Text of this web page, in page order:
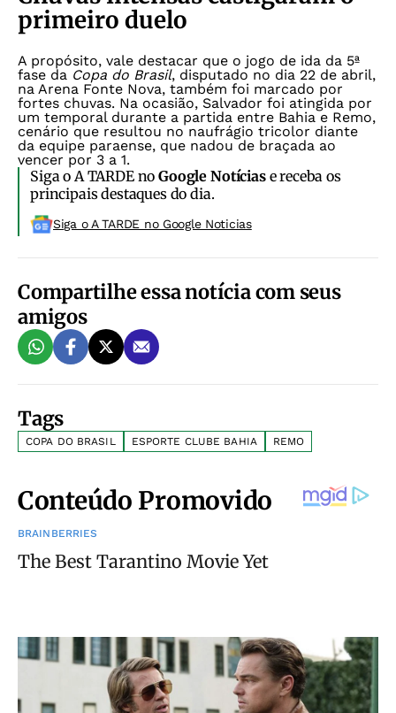
primeiro duelo
A propósito, vale destacar que o jogo de ida da 5ª
fase da Copa do Brasil, disputado no dia 22 de abril,
na Arena Fonte Nova, também foi marcado por
fortes chuvas. Na ocasião, Salvador foi atingida por
um temporal durante a partida entre Bahia e Remo,
cenário que resultou no naufrágio tricolor diante
da equipe paraense, que nadou de braçada ao
vencer por 3 a 1.
Siga o A TARDE noGoogle Notíciase receba os
principais destaques do dia.
Siga o A TARDE no Google Noticias
Compartilhe essa notícia com seus
amigos
Tags
COPA DO BRASIL ESPORTE CLUBE BAHIA REMO